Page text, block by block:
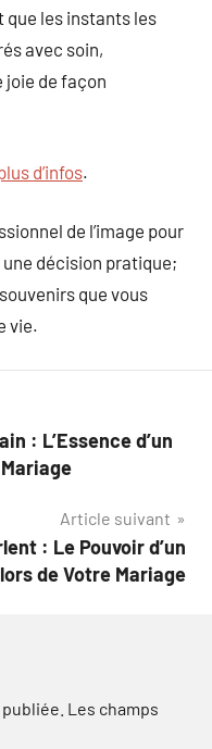
que les instants les
avec soin,
joie de façon
d’infos.
de l’image pour
décision pratique;
que vous
vie.
: L’Essence d’un
Article suivant
: Le Pouvoir d’un
de Votre Mariage
Les champs